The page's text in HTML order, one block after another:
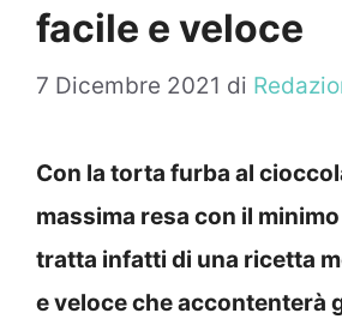
facile e veloce
7 Dicembre 2021 di
Con la torta furba al
massima resa con il
tratta infatti di una ricetta
e veloce che accontenterà